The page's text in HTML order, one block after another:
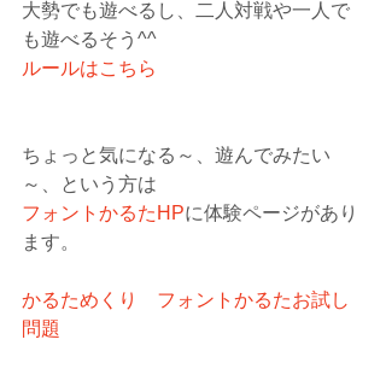
大勢でも遊べるし、二人対戦や一人で
も遊べるそう^^
ルールはこちら
ちょっと気になる～、遊んでみたい
～、という方は
フォントかるたHPに体験ページがあり
ます。
かるためくり　フォントかるたお試し
問題